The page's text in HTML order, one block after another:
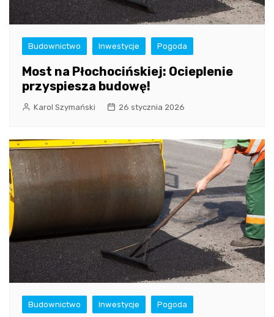
Budownictwo Inwestycje Pogoda
Most na Płochocińskiej: Ocieplenie
przyspiesza budowę!
Karol Szymański 26 stycznia 2026
Budownictwo Inwestycje Pogoda